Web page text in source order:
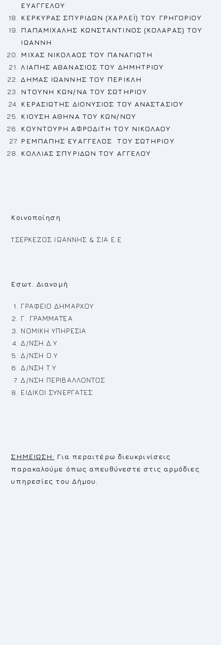
ΕΥΑΓΓΕΛΟΥ
ΚΕΡΚΥΡΑΣ ΣΠΥΡΙΔΩΝ (ΧΑΡΛΕΪ) ΤΟΥ ΓΡΗΓΟΡΙΟΥ
ΠΑΠΑΜΙΧΑΛΗΣ ΚΩΝΣΤΑΝΤΙΝΟΣ (ΚΟΛΑΡΑΣ) ΤΟΥ
ΙΩΑΝΝΗ
ΜΙΧΑΣ ΝΙΚΟΛΑΟΣ ΤΟΥ ΠΑΝΑΓΙΩΤΗ
ΛΙΑΠΗΣ ΑΘΑΝ AΣΙΟΣ ΤΟΥ ΔΗΜΗΤΡΙΟΥ
ΔΗΜΑΣ ΙΩΑΝΝΗΣ ΤΟΥ ΠΕΡΙΚΛΗ
NΤΟΥΝΗ ΚΩΝ/ΝΑ ΤΟΥ ΣΩΤΗΡΙΟΥ
ΚΕΡΑΣΙΩΤΗΣ ΔΙΟΝΥΣΙΟΣ ΤΟΥ ΑΝΑΣΤΑΣΙΟΥ
ΚΙΟΥΣΗ ΑΘΗΝΑ ΤΟΥ ΚΩΝ/ΝΟΥ
ΚΟΥΝΤΟΥΡΗ ΑΦΡΟΔΙΤΗ ΤΟΥ ΝΙΚΟΛΑΟΥ
ΡΕΜΠΑΠΗΣ ΕΥΑΓΓΕΛΟΣ ΤΟΥ ΣΩΤΗΡΙΟΥ
ΚΟΛΛΙΑΣ ΣΠΥΡΙΔΩΝ ΤΟΥ ΑΓΓΕΛΟΥ
Κοινοποίηση
TΣΕΡΚΕΖΟΣ ΙΩΑΝΝΗΣ & ΣΙΑ Ε.Ε
Εσωτ. Διανομή
ΓΡΑΦΕΙΟ ΔΗΜΑΡΧΟΥ
Γ. ΓΡΑΜΜΑΤΈΑ
ΝΟΜΙΚΗ ΥΠΗΡΕΣΙΑ
Δ/ΝΣΗ Δ.Υ.
Δ/ΝΣΗ Ο.Υ
Δ/ΝΣΗ Τ.Υ
Δ/ΝΣΗ ΠΕΡΙΒΑΛΛΟΝΤΟΣ
ΕΙΔΙΚΟΙ ΣΥΝΕΡΓΑΤΕΣ
ΣΗΜΕΙΩΣΗ: Για περαιτέρω διευκρινίσεις
παρακαλούμε όπως απευθύνεστε στις αρμόδιες
υπηρεσίες του Δήμου.